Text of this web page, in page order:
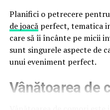
false de streaming, coduri
promit bilete, rambursări,
meciuri. FBI a emis în luna
site-urile care clonează
modificări minore ale
a colecta date personale și
Planifici o petrecere
de joacăperfect, tematica
care să îi încânte pe micii
sunt singurele aspecte de
unui eveniment perfect.
Vânătoarea de